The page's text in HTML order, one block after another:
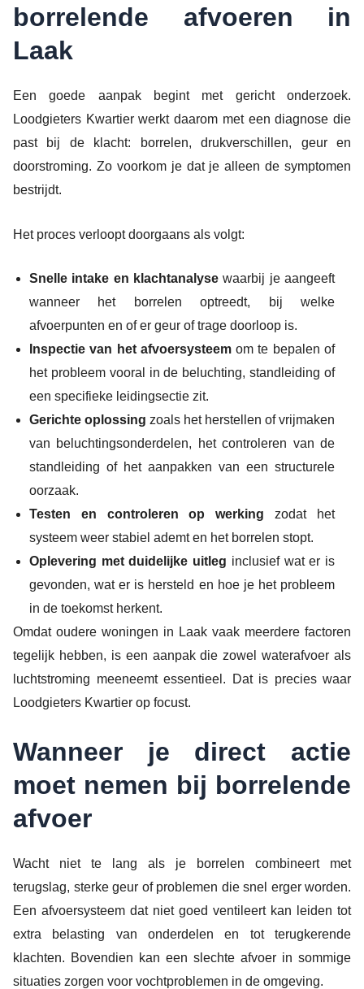
borrelende afvoeren in
Laak
Een goede aanpak begint met gericht onderzoek.
Loodgieters Kwartier werkt daarom met een diagnose die
past bij de klacht: borrelen, drukverschillen, geur en
doorstroming. Zo voorkom je dat je alleen de symptomen
bestrijdt.
Het proces verloopt doorgaans als volgt:
Snelle intake en klachtanalyse waarbij je aangeeft
wanneer het borrelen optreedt, bij welke
afvoerpunten en of er geur of trage doorloop is.
Inspectie van het afvoersysteemom te bepalen of
het probleem vooral in de beluchting, standleiding of
een specifieke leidingsectie zit.
Gerichte oplossing zoals het herstellen of vrijmaken
van beluchtingsonderdelen, het controleren van de
standleiding of het aanpakken van een structurele
oorzaak.
Testen en controleren op werking zodat het
systeem weer stabiel ademt en het borrelen stopt.
Oplevering met duidelijke uitleg inclusief wat er is
gevonden, wat er is hersteld en hoe je het probleem
in de toekomst herkent.
Omdat oudere woningen in Laak vaak meerdere factoren
tegelijk hebben, is een aanpak die zowel waterafvoer als
luchtstroming meeneemt essentieel. Dat is precies waar
Loodgieters Kwartier op focust.
Wanneer je direct actie
moet nemen bij borrelende
afvoer
Wacht niet te lang als je borrelen combineert met
terugslag, sterke geur of problemen die snel erger worden.
Een afvoersysteem dat niet goed ventileert kan leiden tot
extra belasting van onderdelen en tot terugkerende
klachten. Bovendien kan een slechte afvoer in sommige
situaties zorgen voor vochtproblemen in de omgeving.